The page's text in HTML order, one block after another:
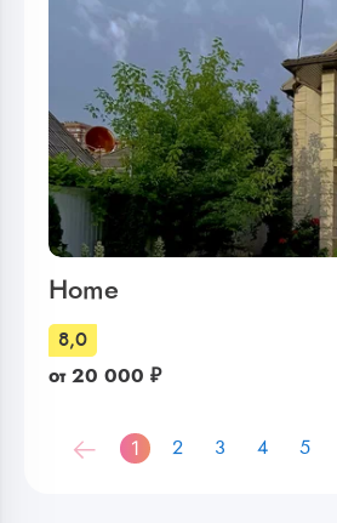
Home
8,0
от 20 000 ₽
1 2 3 4 5